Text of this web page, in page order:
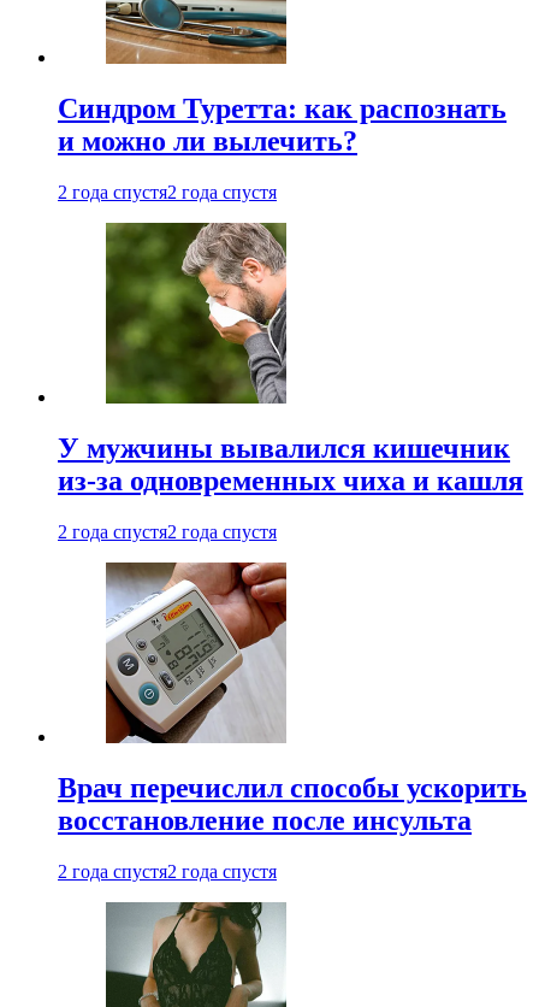
Синдром Туретта: как распознать
и можно ли вылечить?
2 года спустя2 года спустя
У мужчины вывалился кишечник
из-за одновременных чиха и кашля
2 года спустя2 года спустя
Врач перечислил способы ускорить
восстановление после инсульта
2 года спустя2 года спустя